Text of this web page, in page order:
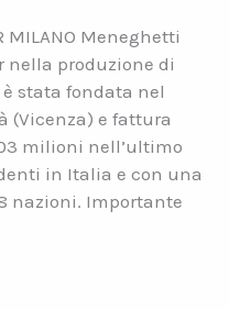
MILANO Meneghetti
nella produzione di
stata fondata nel
(Vicenza) e fattura
milioni nell’ultimo
in Italia e con una
nazioni. Importante